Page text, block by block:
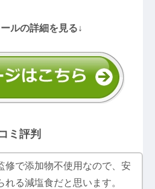
ルの詳細を見る↓
ミ評判
修で添加物不使用なので、安
れる減塩食だと思います。